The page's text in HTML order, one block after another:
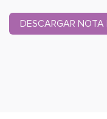
DESCARGAR NOTA